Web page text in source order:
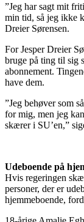
”Jeg har sagt mit
min tid, så jeg ikke
Dreier Sørensen.
For Jesper Dreier
bruge på ting til sig
abonnement.
have dem.
”Jeg behøver som
for mig, men jeg
skærer i SU’en,”
Udeboende på
Hvis regeringen
personer, der er
hjemmeboende,